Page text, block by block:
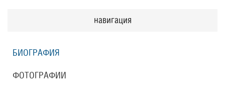
навигация
БИОГРАФИЯ
ФОТОГРАФИИ